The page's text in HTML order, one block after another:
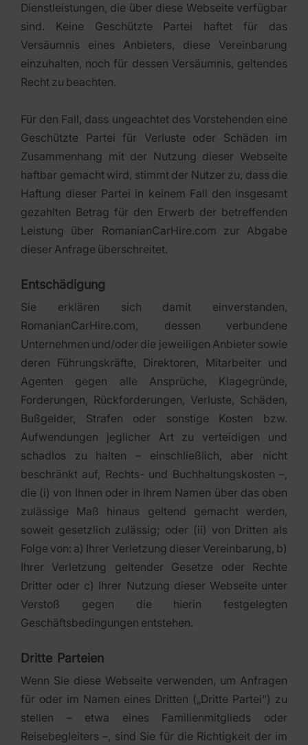
Dienstleistungen, die über diese Webseite verfügbar
sind. Keine Geschützte Partei haftet für das
Versäumnis eines Anbieters, diese Vereinbarung
einzuhalten, noch für dessen Versäumnis, geltendes
Recht zu beachten.
Für den Fall, dass ungeachtet des Vorstehenden eine
Geschützte Partei für Verluste oder Schäden im
Zusammenhang mit der Nutzung dieser Webseite
haftbar gemacht wird, stimmt der Nutzer zu, dass die
Haftung dieser Partei in keinem Fall den insgesamt
gezahlten Betrag für den Erwerb der betreffenden
Leistung über RomanianCarHire.com zur Abgabe
dieser Anfrage überschreitet.
Entschädigung
Sie erklären sich damit einverstanden,
RomanianCarHire.com, dessen verbundene
Unternehmen und/oder die jeweiligen Anbieter sowie
deren Führungskräfte, Direktoren, Mitarbeiter und
Agenten gegen alle Ansprüche, Klagegründe,
Forderungen, Rückforderungen, Verluste, Schäden,
Bußgelder, Strafen oder sonstige Kosten bzw.
Aufwendungen jeglicher Art zu verteidigen und
schadlos zu halten – einschließlich, aber nicht
beschränkt auf, Rechts- und Buchhaltungskosten –,
die (i) von Ihnen oder in Ihrem Namen über das oben
zulässige Maß hinaus geltend gemacht werden,
soweit gesetzlich zulässig; oder (ii) von Dritten als
Folge von: a) Ihrer Verletzung dieser Vereinbarung, b)
Ihrer Verletzung geltender Gesetze oder Rechte
Dritter oder c) Ihrer Nutzung dieser Webseite unter
Verstoß gegen die hierin festgelegten
Geschäftsbedingungen entstehen.
Dritte Parteien
Wenn Sie diese Webseite verwenden, um Anfragen
für oder im Namen eines Dritten („Dritte Partei“) zu
stellen – etwa eines Familienmitglieds oder
Reisebegleiters –, sind Sie für die Richtigkeit der im